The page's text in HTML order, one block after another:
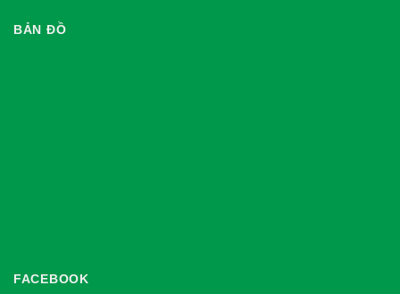
BẢN ĐỒ
FACEBOOK